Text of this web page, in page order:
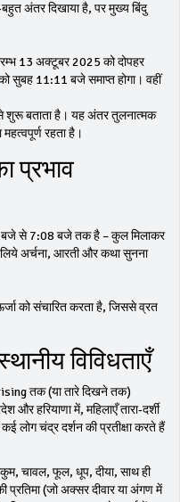
अंतर दिखाया है, पर मुख्य बिंदु
13 अक्टूबर 2025 को दोपहर
11:11 बजे समाप्त होगा। वहीं
शुरू बताता है। यह अंतर तुलनात्मक
रहता है।
प्रभाव
से 7:08 बजे तक है – कुल मिलाकर
लिये अर्चना, आरती और कथा सुनना
को संचारित करता है, जिससे व्रत
विविधताएँ
तक (या तारे दिखने तक)
हरियाणा में, महिलाएँ तारा‑दर्शी
लोग चंद्र दर्शन की प्रतीक्षा करते हैं
चावल, फूल, धूप, दीया, साथ ही
प्रतिमा (जो अक्सर दीवार या अंगण में